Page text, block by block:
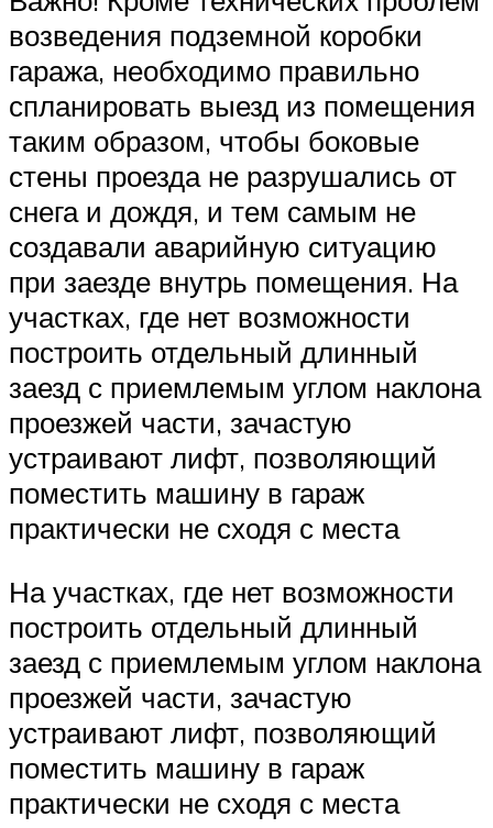
возведения подземной коробки
гаража, необходимо правильно
спланировать выезд из помещения
таким образом, чтобы боковые
стены проезда не разрушались от
снега и дождя, и тем самым не
создавали аварийную ситуацию
при заезде внутрь помещения. На
участках, где нет возможности
построить отдельный длинный
заезд с приемлемым углом наклона
проезжей части, зачастую
устраивают лифт, позволяющий
поместить машину в гараж
практически не сходя с места
На участках, где нет возможности
построить отдельный длинный
заезд с приемлемым углом наклона
проезжей части, зачастую
устраивают лифт, позволяющий
поместить машину в гараж
практически не сходя с места